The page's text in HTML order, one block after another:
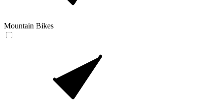
Mountain Bikes